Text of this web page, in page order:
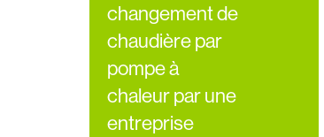
changement de
chaudière par
pompe à
chaleur par une
entreprise